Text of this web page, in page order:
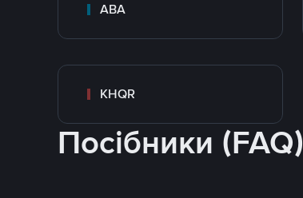
ABA
KHQR
Посібники (FAQ)